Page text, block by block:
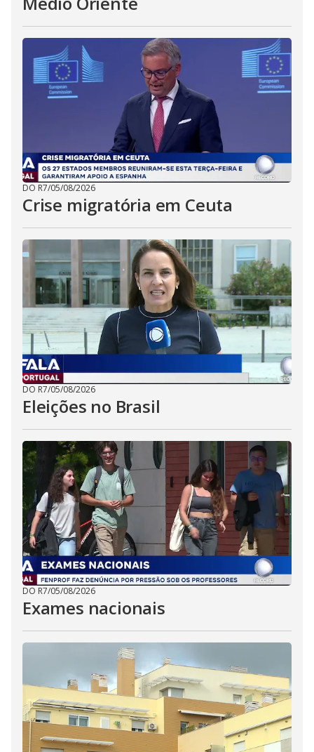
DO R7/05/08/2026
Crise migratória em Ceuta
DO R7/05/08/2026
Eleições no Brasil
DO R7/05/08/2026
Exames nacionais